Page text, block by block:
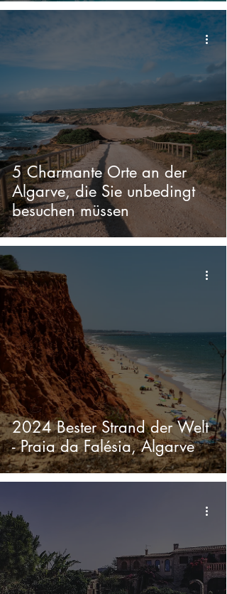
5 Charmante Orte an der
Algarve, die Sie unbedingt
besuchen müssen
2024 Bester Strand der Welt
- Praia da Falésia, Algarve